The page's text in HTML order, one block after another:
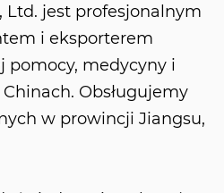
Ltd. jest profesjonalnym
i eksporterem
pomocy, medycyny i
Obsługujemy
w prowincji Jiangsu,